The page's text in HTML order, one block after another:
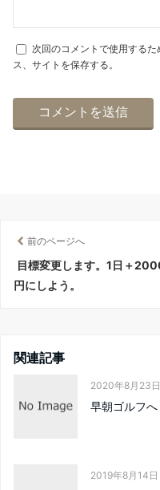
次回のコメントで使用する
ス、サイトを保存する。
前のページへ
目標変更します。1日＋
円にしよう。
関連記事
2020年8月23日
早朝ゴルフへ
2019年8月14日